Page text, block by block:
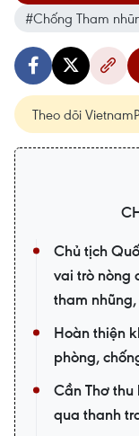
#Chống Tham
Theo dõi
Chủ tịch
vai trò nòng
tham
Hoàn thiện
phòng,
Cần Thơ
qua thanh